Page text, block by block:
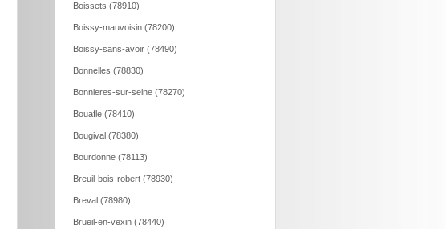
Boissets (78910)
Boissy-mauvoisin (78200)
Boissy-sans-avoir (78490)
Bonnelles (78830)
Bonnieres-sur-seine (78270)
Bouafle (78410)
Bougival (78380)
Bourdonne (78113)
Breuil-bois-robert (78930)
Breval (78980)
Brueil-en-vexin (78440)